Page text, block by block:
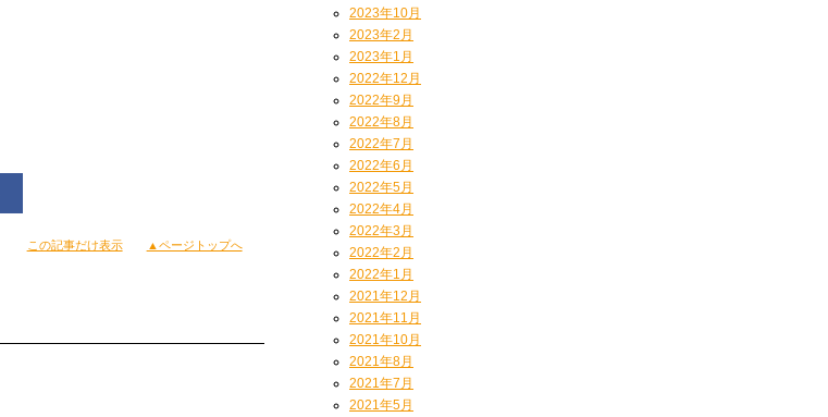
この記事だけ表示 ▲ページトップへ
2023年10月
2023年2月
2023年1月
2022年12月
2022年9月
2022年8月
2022年7月
2022年6月
2022年5月
2022年4月
2022年3月
2022年2月
2022年1月
2021年12月
2021年11月
2021年10月
2021年8月
2021年7月
2021年5月